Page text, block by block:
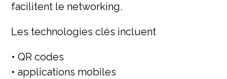
facilitent le networking.
Les technologies clés incluent
• QR codes
• applications mobiles